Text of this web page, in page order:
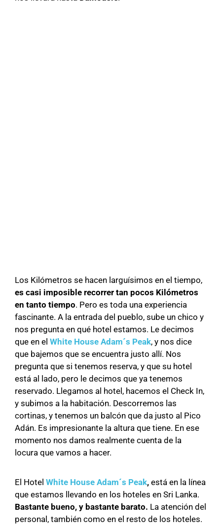
Los Kilómetros se hacen larguísimos en el tiempo,
es casi imposible recorrer tan pocos Kilómetros
en tanto tiempo. Pero es toda una experiencia
fascinante. A la entrada del pueblo, sube un chico y
nos pregunta en qué hotel estamos. Le decimos
que en el White House Adam´s Peak, y nos dice
que bajemos que se encuentra justo allí. Nos
pregunta que si tenemos reserva, y que su hotel
está al lado, pero le decimos que ya tenemos
reservado. Llegamos al hotel, hacemos el Check In,
y subimos a la habitación. Descorremos las
cortinas, y tenemos un balcón que da justo al Pico
Adán. Es impresionante la altura que tiene. En ese
momento nos damos realmente cuenta de la
locura que vamos a hacer.
El Hotel White House Adam´s Peak, está en la línea
que estamos llevando en los hoteles en Sri Lanka.
Bastante bueno, y bastante barato. La atención del
personal, también como en el resto de los hoteles.